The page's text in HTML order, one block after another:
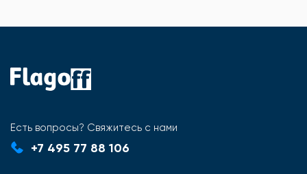
Есть вопросы? Свяжитесь с нами
+7 495 77 88 106